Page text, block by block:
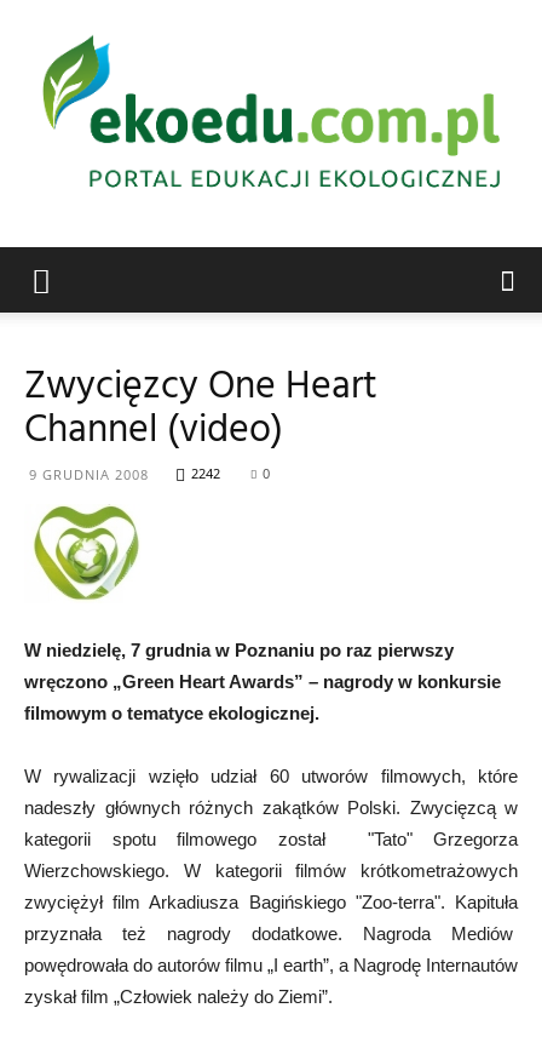
ekologiczna
Zwycięzcy One Heart
Channel (video)
9 GRUDNIA 2008 2242 0
W niedzielę, 7 grudnia w Poznaniu po raz pierwszy
wręczono „Green Heart Awards” – nagrody w konkursie
filmowym o tematyce ekologicznej.
W rywalizacji wzięło udział 60 utworów filmowych, które
nadeszły głównych różnych zakątków Polski. Zwycięzcą w
kategorii spotu filmowego został "Tato" Grzegorza
Wierzchowskiego. W kategorii filmów krótkometrażowych
zwyciężył film Arkadiusza Bagińskiego "Zoo-terra". Kapituła
przyznała też nagrody dodatkowe. Nagroda Mediów
powędrowała do autorów filmu „I earth”, a Nagrodę Internautów
zyskał film „Człowiek należy do Ziemi”.